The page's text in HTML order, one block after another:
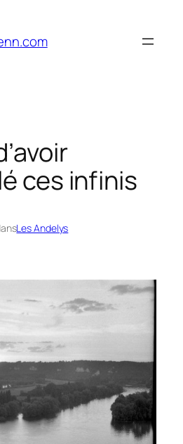
ces infinis
Les Andelys